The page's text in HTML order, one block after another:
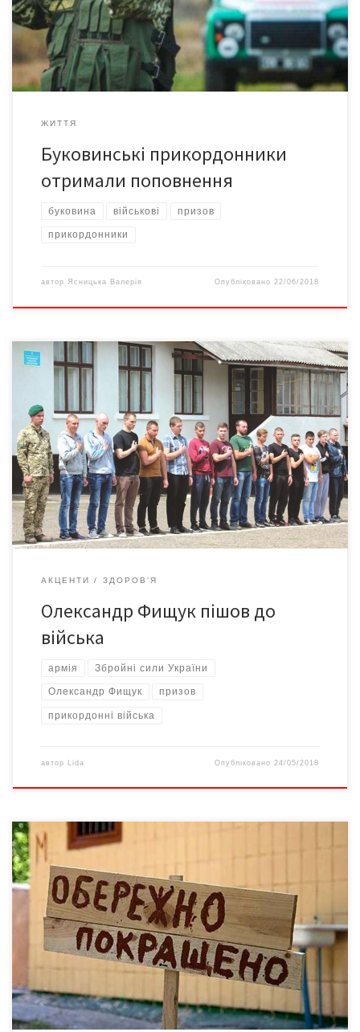
прикордонної служби, вогневої підготовки та інших необхідних
дисциплін. Хлопці не надовго затримаються у Чернівцях: на них
чекають у підрозділах […]
ЖИТТЯ
Буковинські прикордонники
отримали поповнення
буковина військові призов
прикордонники
автор Ясницька Валерія Опубліковано22/06/2018
А разом із ним – ще 13 юнаків, серед яких і Сашко Бучацький,
син учасника АТО 3-х ротацій Миколи Бучацького, керуючого
справами Мамаївської об’єднаної територіальної громади.
Захисники наших кордонів: до армії вони йдуть хлопчаками, а
повернуться чоловіками Усі хлопці вдягли того дня зелені
берети прикордонників. Це лише 13 із тих […]
АКЦЕНТИ ЗДОРОВ'Я
Олександр Фищук пішов до
війська
армія Збройні сили України
Олександр Фищук призов
прикордонні війська
автор Lida Опубліковано 24/05/2018
У квітні на українців чекають зміни у різних сферах. По-новому
перераховуватимуть пенсії, контролюватимуть якість
харчових продуктів і ходитимуть на прийоми до лікаря.
Міністерство юстиції почне стягувати заборгованість по
зарплатні. В армію призвуть більше 15 тис. українців. У
гаманцях з’являться монети номіналом 1 грн і 2 грн.
Gazeta.ua підготувала добірку найістотніших змін, […]